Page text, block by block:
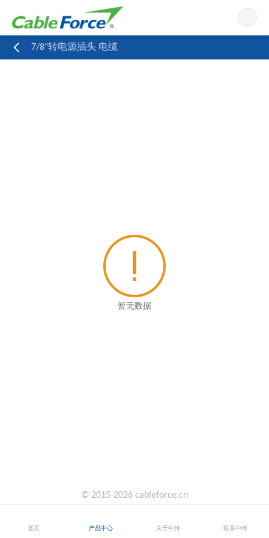
7/8"转电源插头 电缆
暂无数据
© 2015-2026 cableforce.cn
首页 产品中心 关于中传 联系中传